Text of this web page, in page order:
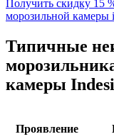
Получить скидку 15
морозильной камеры
Типичные
камеры
Проявление